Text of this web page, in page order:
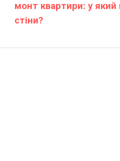
монт квартири: у який
стіни?